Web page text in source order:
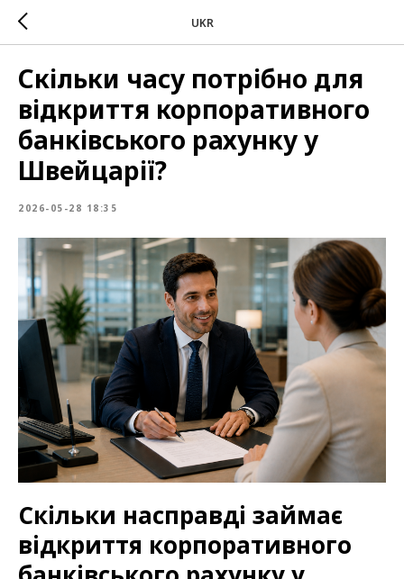
UKR
Скільки часу потрібно для
відкриття корпоративного
банківського рахунку у
Швейцарії?
2026-05-28 18:35
Скільки насправді займає
відкриття корпоративного